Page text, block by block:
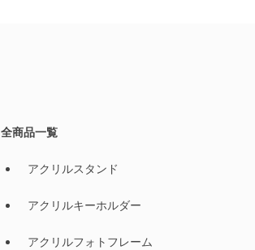
全商品一覧
アクリルスタンド
アクリルキーホルダー
アクリルフォトフレーム